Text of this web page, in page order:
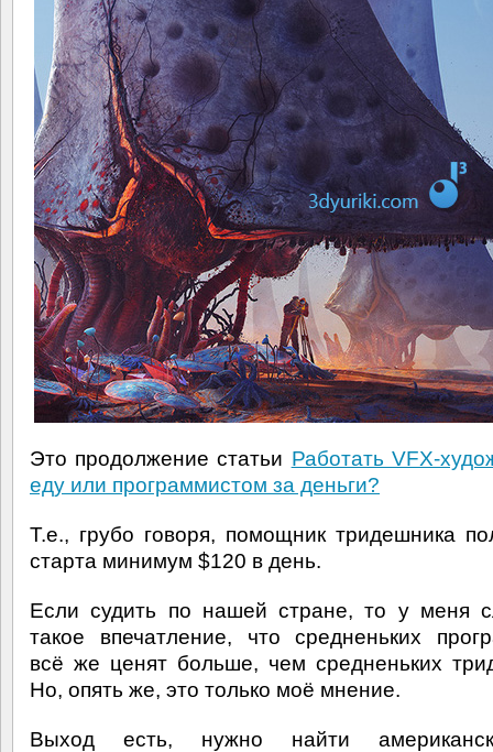
Это продолжение статьи Работать VFX-
еду или программистом за деньги?
Т.е., грубо говоря, помощник тридешника
старта минимум $120 в день.
Если судить по нашей стране, то у меня
такое впечатление, что средненьких
всё же ценят больше, чем средненьких
Но, опять же, это только моё мнение.
Выход есть, нужно найти